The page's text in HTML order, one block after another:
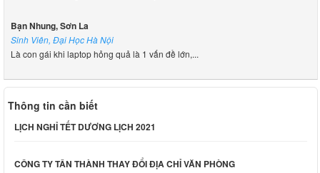
Bạn Nhung, Sơn La
Sinh Viên, Đại Học Hà Nội
Là con gái khi laptop hỏng quả là 1 vấn đề lớn,...
Thông tin cần biết
LỊCH NGHỈ TẾT DƯƠNG LỊCH 2021
CÔNG TY TÂN THÀNH THAY ĐỔI ĐỊA CHỈ VĂN PHÒNG